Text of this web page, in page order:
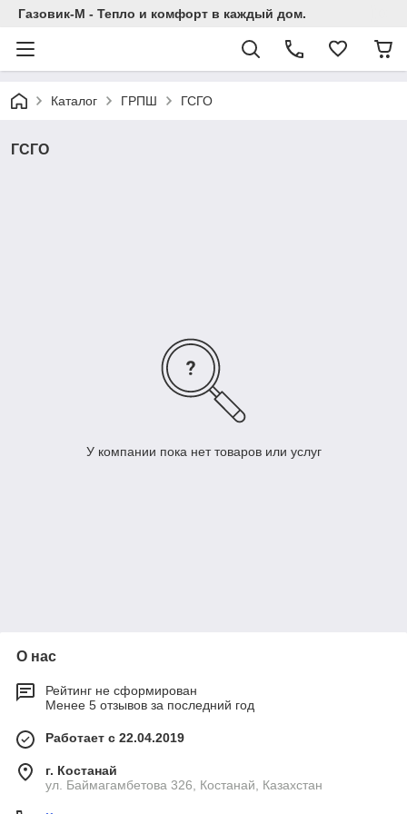
Газовик-М - Тепло и комфорт в каждый дом.
Каталог ГРПШ ГСГО
ГСГО
У компании пока нет товаров или услуг
О нас
Рейтинг не сформирован
Менее 5 отзывов за последний год
Работает с 22.04.2019
г. Костанай
ул. Баймагамбетова 326, Костанай, Казахстан